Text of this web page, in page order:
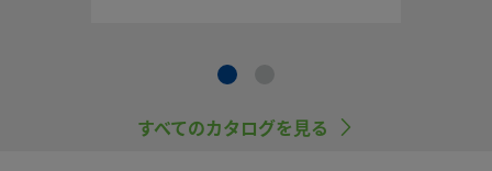
Swagelok Company.
すべてのカタログを見る